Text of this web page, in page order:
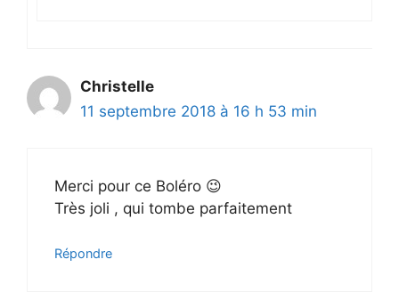
Christelle
11 septembre 2018 à 16 h 53 min
Merci pour ce Boléro 😉
Très joli , qui tombe parfaitement
Répondre